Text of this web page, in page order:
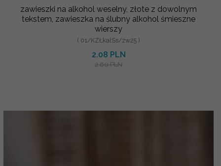
zawieszki na alkohol weselny, złote z dowolnym
tekstem, zawieszka na ślubny alkohol śmieszne
wierszy
( 01/KZŁkalSs/zw25 )
2.08 PLN
2.60 PLN